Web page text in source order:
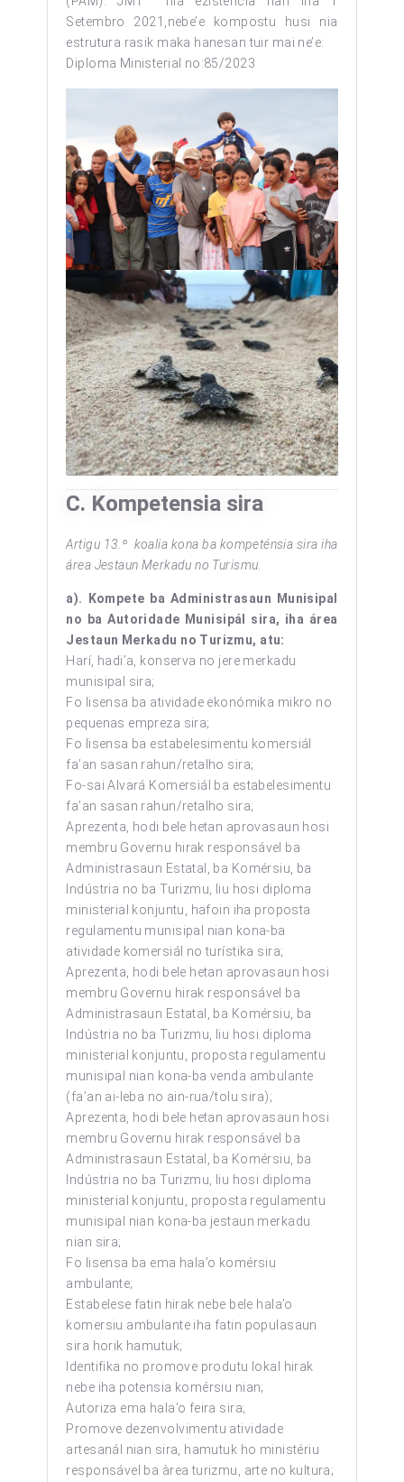
Setembro 2021,nebe’e kompostu husi nia
estrutura rasik maka hanesan tuir mai ne’e:
Diploma Ministerial no:85/2023
C. Kompetensia sira
Artigu 13.º koalia kona ba kompeténsia sira iha
área Jestaun Merkadu no Turismu.
a). Kompete ba Administrasaun Munisipal
no ba Autoridade Munisipál sira, iha área
Jestaun Merkadu no Turizmu, atu:
Harí, hadi’a, konserva no jere merkadu
munisipal sira;
Fo lisensa ba atividade ekonómika mikro no
pequenas empreza sira;
Fo lisensa ba estabelesimentu komersiál
fa’an sasan rahun/retalho sira;
Fo-sai Alvará Komersiál ba estabelesimentu
fa’an sasan rahun/retalho sira;
Aprezenta, hodi bele hetan aprovasaun hosi
membru Governu hirak responsável ba
Administrasaun Estatal, ba Komérsiu, ba
Indústria no ba Turizmu, liu hosi diploma
ministerial konjuntu, hafoin iha proposta
regulamentu munisipal nian kona-ba
atividade komersiál no turístika sira;
Aprezenta, hodi bele hetan aprovasaun hosi
membru Governu hirak responsável ba
Administrasaun Estatal, ba Komérsiu, ba
Indústria no ba Turizmu, liu hosi diploma
ministerial konjuntu, proposta regulamentu
munisipal nian kona-ba venda ambulante
(fa’an ai-leba no ain-rua/tolu sira);
Aprezenta, hodi bele hetan aprovasaun hosi
membru Governu hirak responsável ba
Administrasaun Estatal, ba Komérsiu, ba
Indústria no ba Turizmu, liu hosi diploma
ministerial konjuntu, proposta regulamentu
munisipal nian kona-ba jestaun merkadu
nian sira;
Fo lisensa ba ema hala’o komérsiu
ambulante;
Estabelese fatin hirak nebe bele hala’o
komersiu ambulante iha fatin populasaun
sira horik hamutuk;
Identifika no promove produtu lokal hirak
nebe iha potensia komérsiu nian;
Autoriza ema hala’o feira sira;
Promove dezenvolvimentu atividade
artesanál nian sira, hamutuk ho ministériu
responsável ba àrea turizmu, arte no kultura;